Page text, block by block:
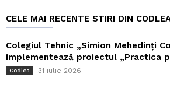
CELE MAI RECENTE STIRI DIN
Colegiul Tehnic „Simion Mehedinți
implementează proiectul „Practica
Codlea 31 iulie 2026